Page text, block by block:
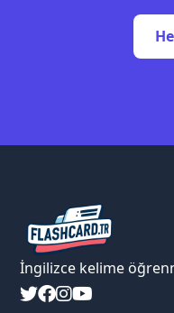
İngilizce kelime